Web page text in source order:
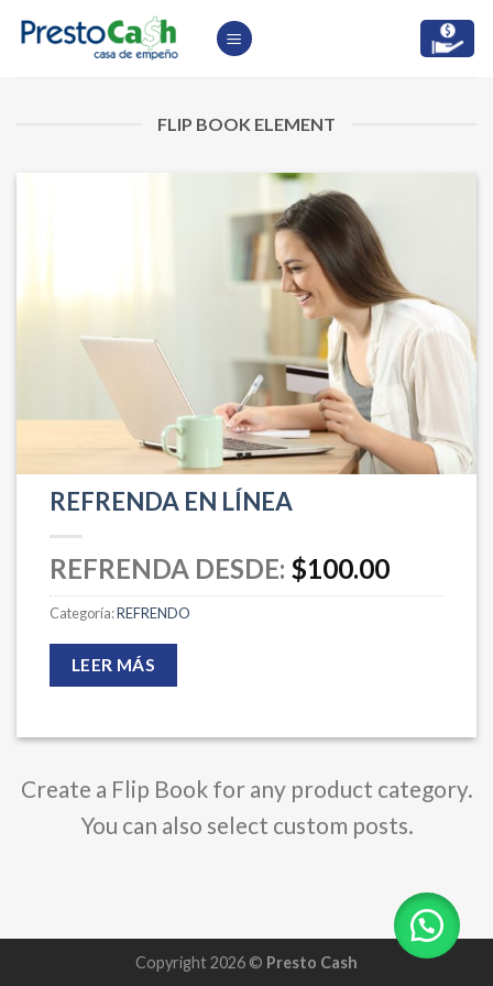
FLIP BOOK ELEMENT
REFRENDA EN LÍNEA
REFRENDA DESDE: $100.00
Categoría:REFRENDO
LEER MÁS
Create a Flip Book for any product category.
You can also select custom posts.
Copyright 2026 © Presto Cash